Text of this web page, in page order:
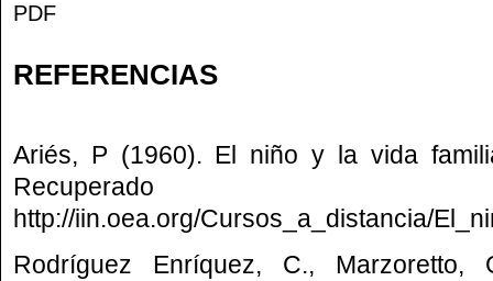
PDF
REFERENCIAS
Ariés, P (1960). El niño y la vida
http://iin.oea.org/Cursos_a_distancia/
Rodríguez Enríquez, C.,